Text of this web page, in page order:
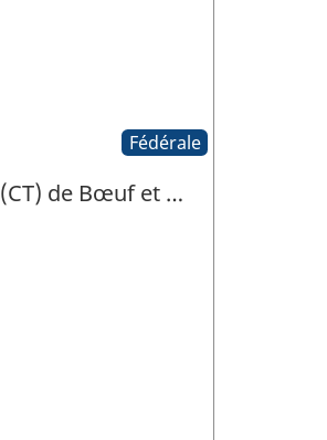
Fédérale
de Bœuf et …